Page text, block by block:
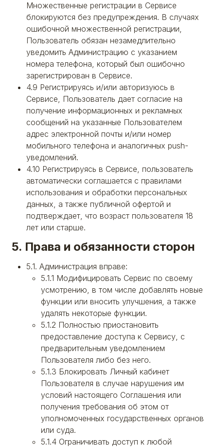
Множественные регистрации в Сервисе
блокируются без предупреждения. В случаях
ошибочной множественной регистрации,
Пользователь обязан незамедлительно
уведомить Администрацию с указанием
номера телефона, который был ошибочно
зарегистрирован в Сервисе.
4.9 Регистрируясь и/или авторизуюсь в
Сервисе, Пользователь дает согласие на
получение информационных и рекламных
сообщений на указанные Пользователем
адрес электронной почты и/или номер
мобильного телефона и аналогичных push-
уведомлений.
4.10 Регистрируясь в Сервисе, пользователь
автоматически соглашается с правилами
использования и обработки персональных
данных, а также публичной офертой и
подтверждает, что возраст пользователя 18
лет или старше.
5. Права и обязанности сторон
5.1. Администрация вправе:
5.1.1 Модифицировать Сервис по своему
усмотрению, в том числе добавлять новые
функции или вносить улучшения, а также
удалять некоторые функции.
5.1.2 Полностью приостановить
предоставление доступа к Сервису, с
предварительным уведомлением
Пользователя либо без него.
5.1.3 Блокировать Личный кабинет
Пользователя в случае нарушения им
условий настоящего Соглашения или
получения требования об этом от
уполномоченных государственных органов
или суда.
5.1.4 Ограничивать доступ к любой